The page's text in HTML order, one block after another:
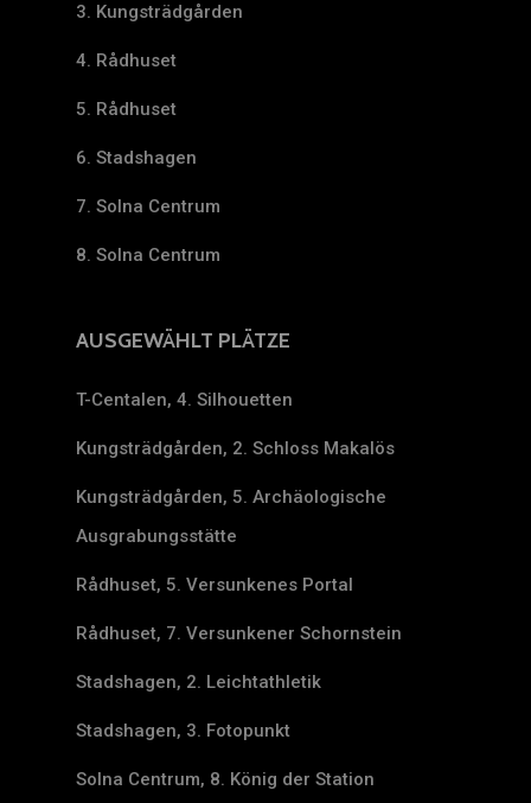
3. Kungsträdgården
4. Rådhuset
5. Rådhuset
6. Stadshagen
7. Solna Centrum
8. Solna Centrum
AUSGEWÄHLT PLÄTZE
T-Centalen, 4. Silhouetten
Kungsträdgården, 2. Schloss Makalös
Kungsträdgården, 5. Archäologische
Ausgrabungsstätte
Rådhuset, 5. Versunkenes Portal
Rådhuset, 7. Versunkener Schornstein
Stadshagen, 2. Leichtathletik
Stadshagen, 3. Fotopunkt
Solna Centrum, 8. König der Station